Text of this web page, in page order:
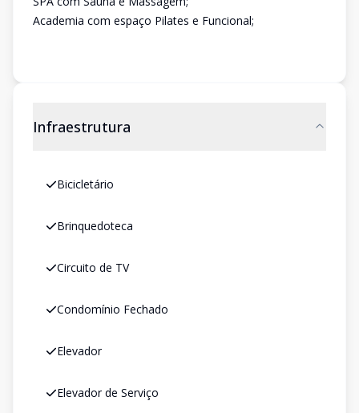
Academia com espaço Pilates e Funcional;
Infraestrutura
Bicicletário
Brinquedoteca
Circuito de TV
Condomínio Fechado
Elevador
Elevador de Serviço